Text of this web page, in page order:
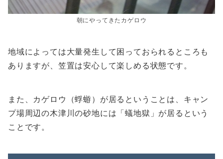
朝にやってきたカゲロウ
地域によっては大量発生して困っておられるところも
ありますが、笠置は安心して楽しめる状態です。
また、カゲロウ（蜉蝣）が居るということは、キャン
プ場周辺の木津川の砂地には「蟻地獄」が居るという
ことです。